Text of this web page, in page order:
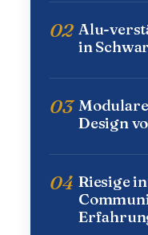
02 Alu-
in
03
Design
04 Riesige